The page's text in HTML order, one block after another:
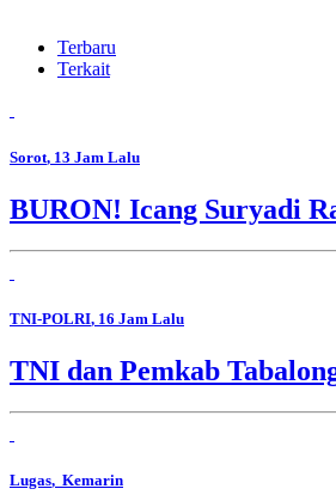
Terbaru
Terkait
Sorot, 13 Jam Lalu
BURON! Icang Suryadi
TNI-POLRI, 16 Jam Lalu
TNI dan Pemkab
Lugas, Kemarin